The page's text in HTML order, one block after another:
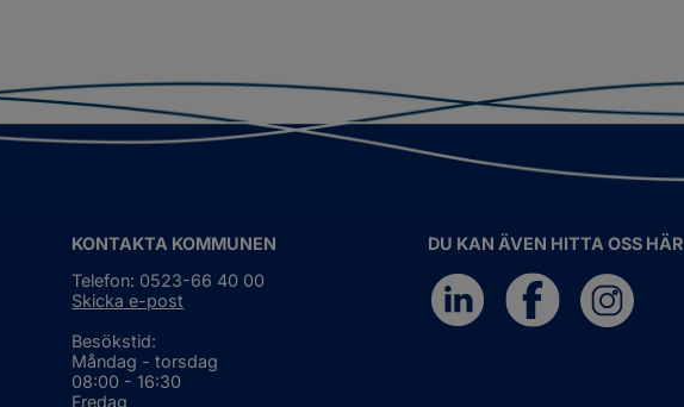
KONTAKTA KOMMUNEN
Telefon: 0523-66 40 00
Skicka e-post
Besökstid:
Måndag - torsdag
08:00 - 16:30
Fredag
DU KAN ÄVEN HITTA OSS HÄR